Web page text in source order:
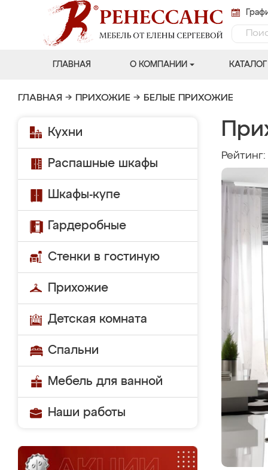
ГЛАВНАЯ О КОМПАНИИ КАТАЛОГ
ГЛАВНАЯ → ПРИХОЖИЕ → БЕЛЫЕ ПРИХОЖИЕ
Кухни
Распашные шкафы
Шкафы-купе
Гардеробные
Стенки в гостиную
Прихожие
Детская комната
Спальни
Мебель для ванной
Наши работы
Рейтинг: